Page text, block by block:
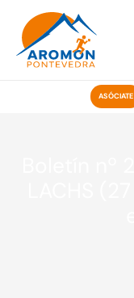
contido
ASÓCIATE